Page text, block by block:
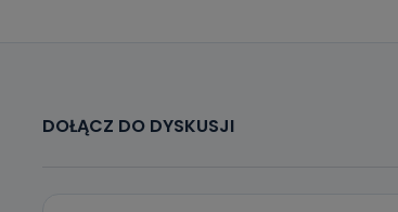
DOŁĄCZ DO DYSKUSJI